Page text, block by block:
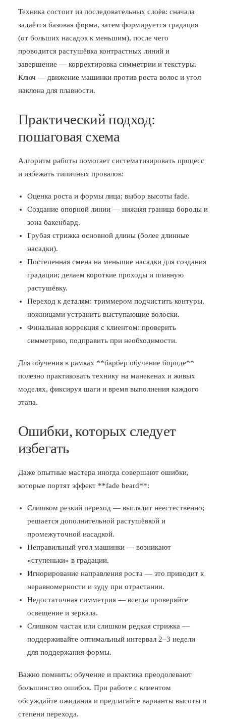
Техника состоит из последовательных слоёв: сначала
задаётся базовая форма, затем формируется градация
(от больших насадок к меньшим), после чего
проводится растушёвка контрастных линий и
завершение — корректировка симметрии и текстуры.
Ключ — движение машинки против роста волос и угол
наклона для плавности.
Практический подход:
пошаговая схема
Алгоритм работы помогает систематизировать процесс
и избежать типичных провалов:
Оценка роста и формы лица; выбор высоты fade.
Создание опорной линии — нижняя граница бороды и
зона бакенбард.
Грубая стрижка основной длины (более длинные
насадки).
Постепенная смена на меньшие насадки для создания
градации; делаем короткие проходы и плавную
растушёвку.
Переход к деталям: триммером подчистить контуры,
ножницами устранить выступающие волоски.
Финальная коррекция с клиентом: проверить
симметрию, подправить при необходимости.
Для обучения в рамках **барбер обучение бороде**
полезно практиковать технику на манекенах и живых
моделях, фиксируя шаги и время выполнения каждого
этапа.
Ошибки, которых следует
избегать
Даже опытные мастера иногда совершают ошибки,
которые портят эффект **fade beard**:
Слишком резкий переход — выглядит неестественно;
решается дополнительной растушёвкой и
промежуточной насадкой.
Неправильный угол машинки — возникают
«ступеньки» в градации.
Игнорирование направления роста — это приводит к
неравномерности и зуду при отрастании.
Недостаточная симметрия — всегда проверяйте
освещение и зеркала.
Слишком частая или слишком редкая стрижка —
поддерживайте оптимальный интервал 2–3 недели
для поддержания формы.
Важно помнить: обучение и практика преодолевают
большинство ошибок. При работе с клиентом
обсуждайте ожидания и предлагайте варианты высоты и
степени перехода.